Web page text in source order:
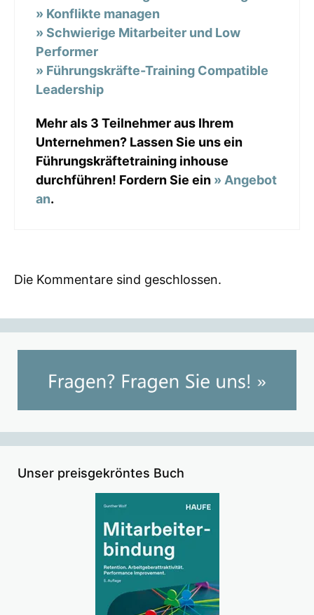
» Konflikte managen
» Schwierige Mitarbeiter und Low
Performer
» Führungskräfte-Training Compatible
Leadership
Mehr als 3 Teilnehmer aus Ihrem
Unternehmen? Lassen Sie uns ein
Führungskräftetraining inhouse
durchführen! Fordern Sie ein » Angebot
an.
Die Kommentare sind geschlossen.
Unser preisgekröntes Buch